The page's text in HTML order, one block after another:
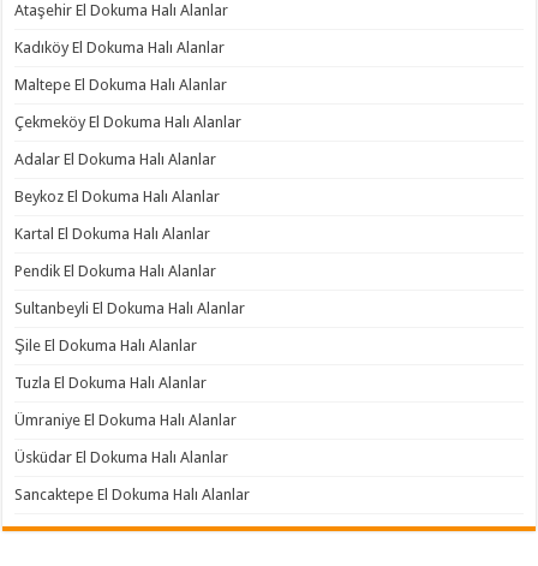
Ataşehir El Dokuma Halı Alanlar
Kadıköy El Dokuma Halı Alanlar
Maltepe El Dokuma Halı Alanlar
Çekmeköy El Dokuma Halı Alanlar
Adalar El Dokuma Halı Alanlar
Beykoz El Dokuma Halı Alanlar
Kartal El Dokuma Halı Alanlar
Pendik El Dokuma Halı Alanlar
Sultanbeyli El Dokuma Halı Alanlar
Şile El Dokuma Halı Alanlar
Tuzla El Dokuma Halı Alanlar
Ümraniye El Dokuma Halı Alanlar
Üsküdar El Dokuma Halı Alanlar
Sancaktepe El Dokuma Halı Alanlar